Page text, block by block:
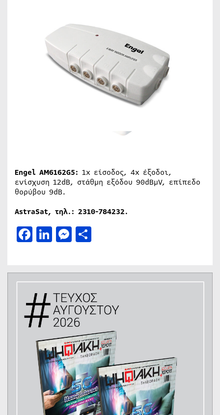
Engel AM6162G5: 1x είσοδος, 4x έξοδοι,
ενίσχυση 12dB, στάθμη εξόδου 90dBμV, επίπεδο
θορύβου 9dB.
AstraSat, τηλ.: 2310-784232.
Facebook
LinkedIn
Messenger